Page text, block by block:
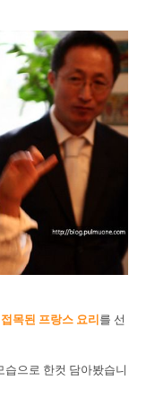
목된 프랑스 요리 를 선
습으로 한컷 담아봤습니